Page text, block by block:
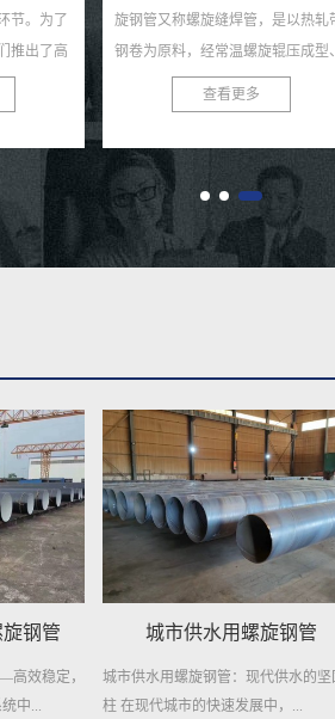
以热轧带
压成型、
长条管
选择，耐用更可靠 在当今社会，环
与可持续发展已成为全球共识。在污
水处理与排放领域，选择一款高效、
耐用的管材至关...
查看更多
管
水的坚固支
...
供水用螺旋焊接钢管
供水用螺旋焊接钢管——稳定供水，
之选 在供水工程领域，选择一种...